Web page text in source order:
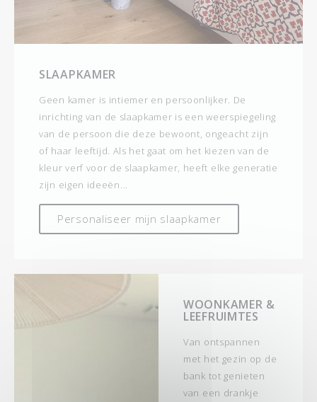
SLAAPKAMER
Geen kamer is intiemer en persoonlijker. De
inrichting van de slaapkamer is een weerspiegeling
van de persoon die deze bewoont, ongeacht zijn
of haar leeftijd. Als het gaat om het kiezen van de
kleur verf voor de slaapkamer, heeft elke generatie
zijn eigen ideeën...
Personaliseer mijn slaapkamer
WOONKAMER &
LEEFRUIMTES
Van ontspannen
met het gezin op de
bank tot genieten
van een drankje